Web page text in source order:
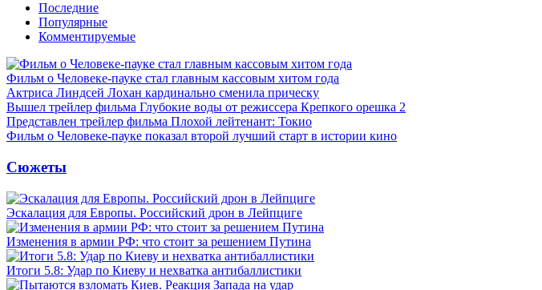
Последние
Популярные
Комментируемые
Фильм о Человеке-пауке стал главным кассовым хитом года
Актриса Линдсей Лохан кардинально сменила прическу
Вышел трейлер фильма Глубокие воды от режиссера Крепкого орешка 2
Представлен трейлер фильма Плохой лейтенант: Токио
Фильм о Человеке-пауке показал второй лучший старт в истории кино
Сюжеты
Эскалация для Европы. Российский дрон в Лейпциге
Изменения в армии РФ: что стоит за решением Путина
Итоги 5.8: Удар по Киеву и нехватка антибаллистики